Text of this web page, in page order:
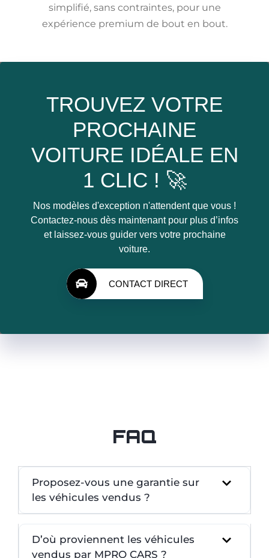
simplifié, sans contraintes, pour une
expérience premium de bout en bout.
TROUVEZ VOTRE
PROCHAINE
VOITURE IDÉALE EN
1 CLIC ! 🚀
Nos modèles d'exception n'attendent que vous !
Contactez-nous dès maintenant pour plus d’infos
et laissez-vous guider vers votre prochaine
voiture.
CONTACT DIRECT
FAQ
Proposez-vous une garantie sur
les véhicules vendus ?
D’où proviennent les véhicules
vendus par MPRO CARS ?